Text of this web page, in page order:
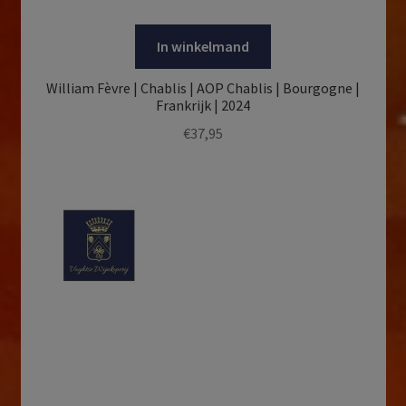
In winkelmand
William Fèvre | Chablis | AOP Chablis | Bourgogne |
Frankrijk | 2024
€37,95